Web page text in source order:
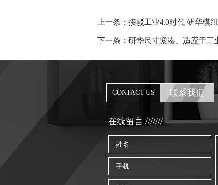
上一条：接驳工业4.0时代 研华模
下一条：研华尺寸紧凑、适应于工
CONTACT US 联系我们
在线留言 ///////